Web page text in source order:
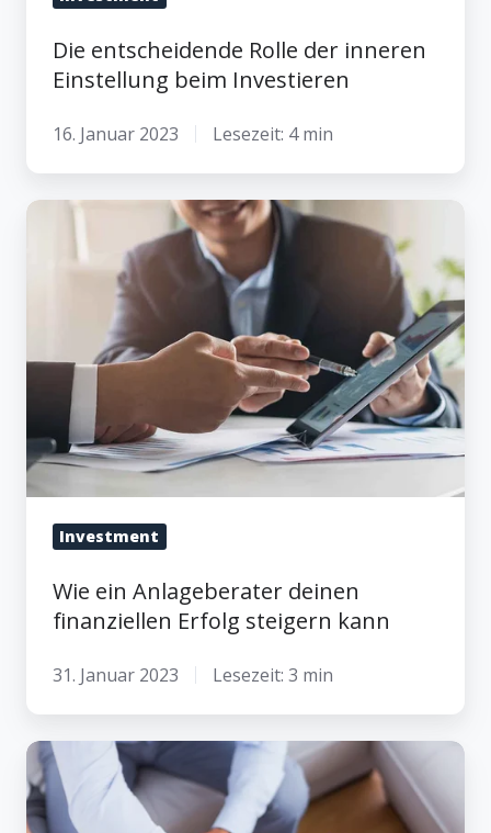
Die entscheidende Rolle der inneren
Einstellung beim Investieren
16. Januar 2023 Lesezeit: 4 min
Wie
Anlageberater
finanziellen
Erfolg
steigern
kann
Investment
Wie ein Anlageberater deinen
finanziellen Erfolg steigern kann
31. Januar 2023 Lesezeit: 3 min
Kostenfalle
Bankberatung:
So